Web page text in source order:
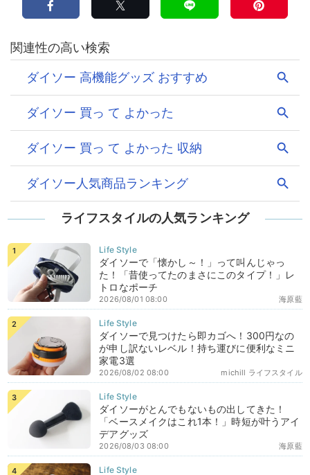
ライフスタイルの人気ランキング
ダイソーで「懐かし～！」って叫んじゃっ
た！「昔使ってたのまさにこのタイプ！」レ
トロなポーチ
海原藍
2026/08/01 08:00
ダイソーで見つけたら即カゴへ！300円なの
が申し訳ないレベル！持ち運びに便利なミニ
家電3選
michill ライフスタイル
2026/08/02 08:00
ダイソーがとんでもないもの出してきた！
「ベースメイクはこれ1本！」時短が叶うアイ
デアグッズ
海原藍
2026/08/03 08:00